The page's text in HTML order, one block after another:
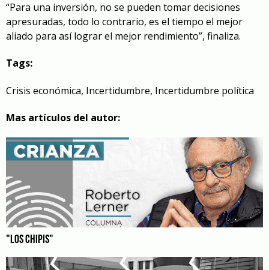
“Para una inversión, no se pueden tomar decisiones
apresuradas, todo lo contrario, es el tiempo el mejor
aliado para así lograr el mejor rendimiento”, finaliza.
Tags:
Crisis económica, Incertidumbre, Incertidumbre política
Mas artículos del autor:
"LOS CHIPIS"